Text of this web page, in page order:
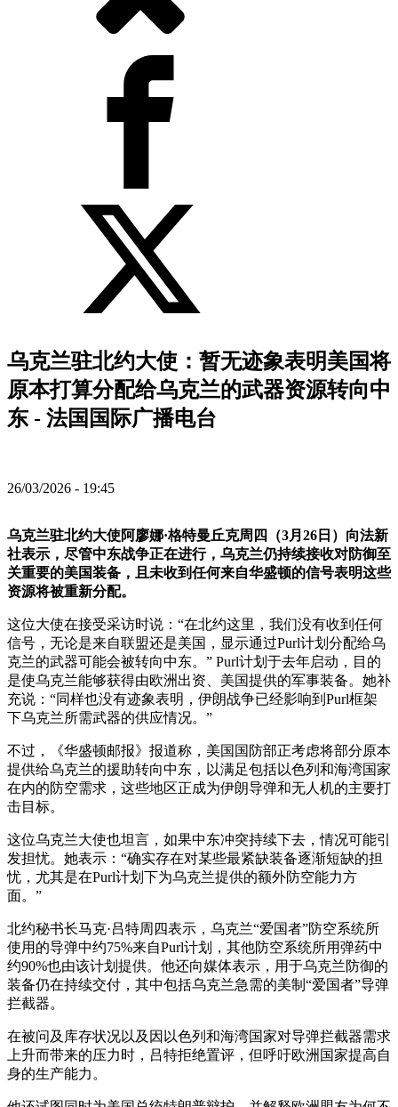
乌克兰驻北约大使：暂无迹象表明美国将
原本打算分配给乌克兰的武器资源转向中
东 - 法国国际广播电台
26/03/2026 - 19:45
乌克兰驻北约大使阿廖娜·格特曼丘克周四（3月26日）向法新
社表示，尽管中东战争正在进行，乌克兰仍持续接收对防御至
关重要的美国装备，且未收到任何来自华盛顿的信号表明这些
资源将被重新分配。
这位大使在接受采访时说：“在北约这里，我们没有收到任何
信号，无论是来自联盟还是美国，显示通过Purl计划分配给乌
克兰的武器可能会被转向中东。” Purl计划于去年启动，目的
是使乌克兰能够获得由欧洲出资、美国提供的军事装备。她补
充说：“同样也没有迹象表明，伊朗战争已经影响到Purl框架
下乌克兰所需武器的供应情况。”
不过，《华盛顿邮报》报道称，美国国防部正考虑将部分原本
提供给乌克兰的援助转向中东，以满足包括以色列和海湾国家
在内的防空需求，这些地区正成为伊朗导弹和无人机的主要打
击目标。
这位乌克兰大使也坦言，如果中东冲突持续下去，情况可能引
发担忧。她表示：“确实存在对某些最紧缺装备逐渐短缺的担
忧，尤其是在Purl计划下为乌克兰提供的额外防空能力方
面。”
北约秘书长马克·吕特周四表示，乌克兰“爱国者”防空系统所
使用的导弹中约75%来自Purl计划，其他防空系统所用弹药中
约90%也由该计划提供。他还向媒体表示，用于乌克兰防御的
装备仍在持续交付，其中包括乌克兰急需的美制“爱国者”导弹
拦截器。
在被问及库存状况以及因以色列和海湾国家对导弹拦截器需求
上升而带来的压力时，吕特拒绝置评，但呼吁欧洲国家提高自
身的生产能力。